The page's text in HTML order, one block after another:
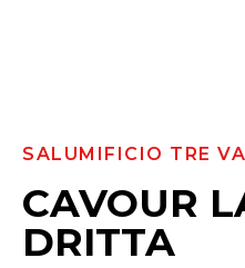
SALUMIFICIO TRE
CAVOUR
DRITTA